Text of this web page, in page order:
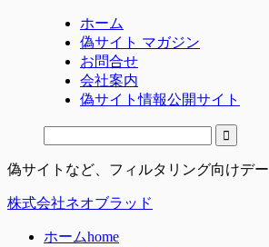
ホーム
偽サイト マガジン
お問合せ
会社案内
偽サイト情報公開サイト
偽サイトなど、フィルタリング向けデ
株式会社ネオブラッド
ホームhome